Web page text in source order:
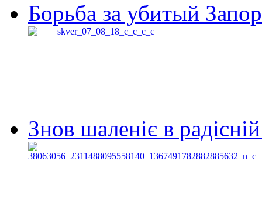
Борьба за убитый
Знов шаленіє в